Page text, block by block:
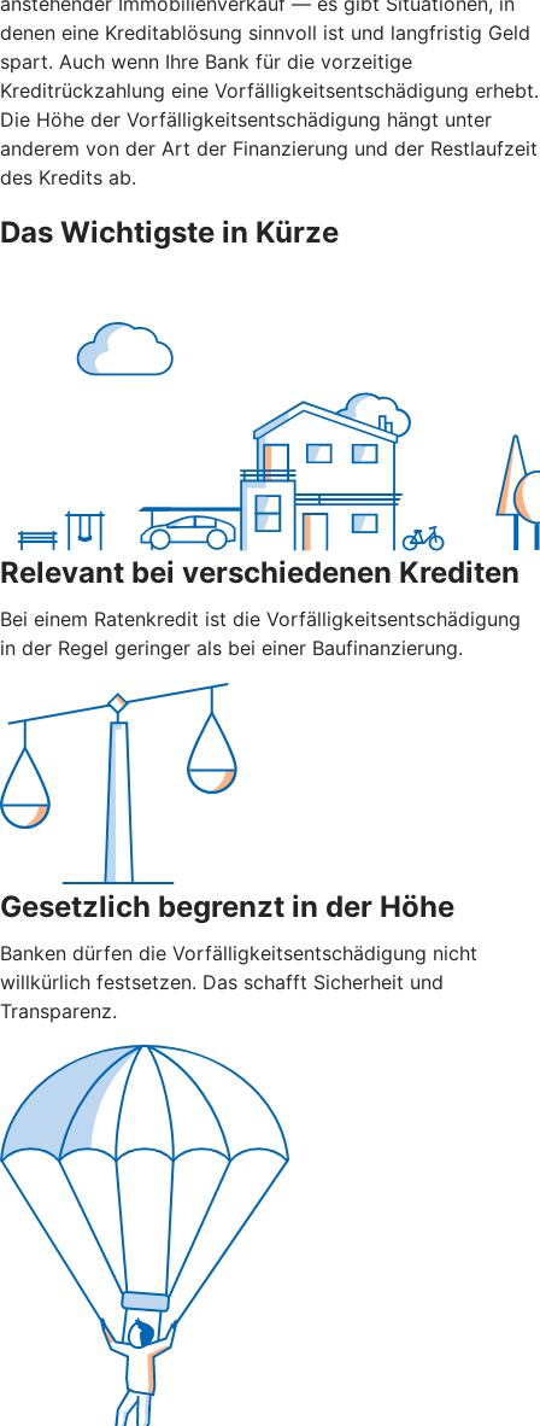
denen eine Kreditablösung sinnvoll ist und langfristig Geld
spart. Auch wenn Ihre Bank für die vorzeitige
Kreditrückzahlung eine Vorfälligkeitsentschädigung erhebt.
Die Höhe der Vorfälligkeitsentschädigung hängt unter
anderem von der Art der Finanzierung und der Restlaufzeit
des Kredits ab.
Das Wichtigste in Kürze
Relevant bei verschiedenen Krediten
Bei einem Ratenkredit ist die Vorfälligkeitsentschädigung
in der Regel geringer als bei einer Baufinanzierung.
Gesetzlich begrenzt in der Höhe
Banken dürfen die Vorfälligkeitsentschädigung nicht
willkürlich festsetzen. Das schafft Sicherheit und
Transparenz.